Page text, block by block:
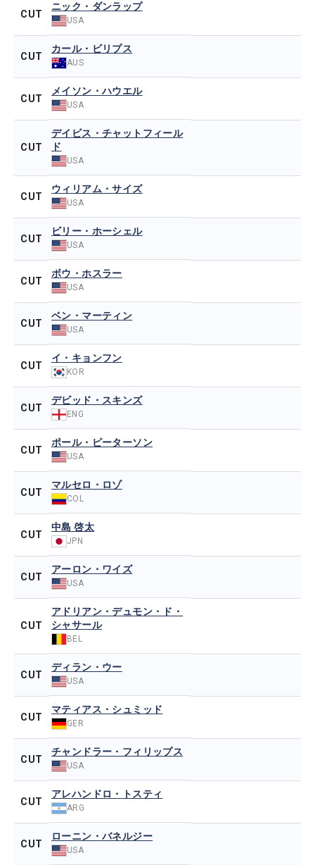
CUT
ニック・ダンラップ
USA
CUT
カール・ビリプス
AUS
CUT
メイソン・ハウエル
USA
CUT
デイビス・チャットフィール
ド
USA
CUT
ウィリアム・サイズ
USA
CUT
ビリー・ホーシェル
USA
CUT
ボウ・ホスラー
USA
CUT
ベン・マーティン
USA
CUT
イ・キョンフン
KOR
CUT
デビッド・スキンズ
ENG
CUT
ポール・ピーターソン
USA
CUT
マルセロ・ロゾ
COL
CUT
中島 啓太
JPN
CUT
アーロン・ワイズ
USA
CUT
アドリアン・デュモン・ド・
シャサール
BEL
CUT
ディラン・ウー
USA
CUT
マティアス・シュミッド
GER
CUT
チャンドラー・フィリップス
USA
CUT
アレハンドロ・トスティ
ARG
CUT
ローニン・バネルジー
USA